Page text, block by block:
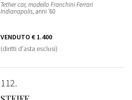
Tether car, modello Franchini Ferrari
Indianapolis, anni '60
VENDUTO € 1.400
(diritti d'asta esclusi)
112